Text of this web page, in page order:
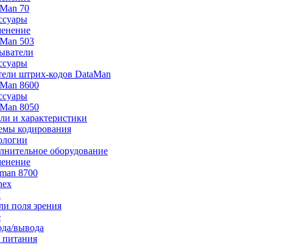
70
503
штрих-кодов DataMan
8600
8050
и характеристики
кодирования
оборудование
8700
поля зрения
вывода